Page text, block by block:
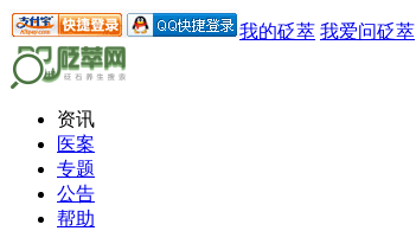
我的砭萃 我爱问砭萃
资讯
医案
专题
公告
帮助